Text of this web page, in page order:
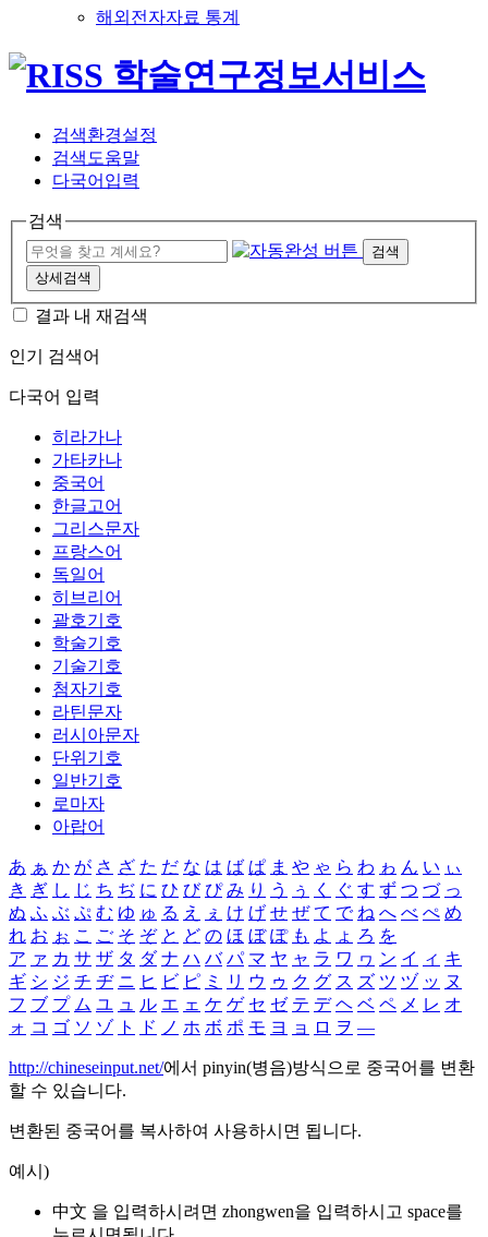
해외전자자료 통계
검색환경설정
검색도움말
다국어입력
검색
검색
상세검색
결과 내 재검색
인기 검색어
다국어 입력
히라가나
가타카나
중국어
한글고어
그리스문자
프랑스어
독일어
히브리어
괄호기호
학술기호
기술기호
첨자기호
라틴문자
러시아문자
단위기호
일반기호
로마자
아랍어
あ ぁ か が さ ざ た だ な は ば ぱ ま や ゃ ら わ ゎ ん い ぃ
き ぎ し じ ち ぢ に ひ び ぴ み り う ぅ く ぐ す ず つ づ っ
ぬ ふ ぶ ぷ む ゆ ゅ る え ぇ け げ せ ぜ て で ね へ べ ぺ め
れ お ぉ こ ご そ ぞ と ど の ほ ぼ ぽ も よ ょ ろ を
ア ァ カ サ ザ タ ダ ナ ハ バ パ マ ヤ ャ ラ ワ ヮ ン イ ィ キ
ギ シ ジ チ ヂ ニ ヒ ビ ピ ミ リ ウ ゥ ク グ ス ズ ツ ヅ ッ ヌ
フ ブ プ ム ユ ュ ル エ ェ ケ ゲ セ ゼ テ デ ヘ ベ ペ メ レ オ
ォ コ ゴ ソ ゾ ト ド ノ ホ ボ ポ モ ヨ ョ ロ ヲ ―
http://chineseinput.net/에서 pinyin(병음)방식으로 중국어를 변환
할 수 있습니다.
변환된 중국어를 복사하여 사용하시면 됩니다.
예시)
中文 을 입력하시려면 zhongwen을 입력하시고 space를